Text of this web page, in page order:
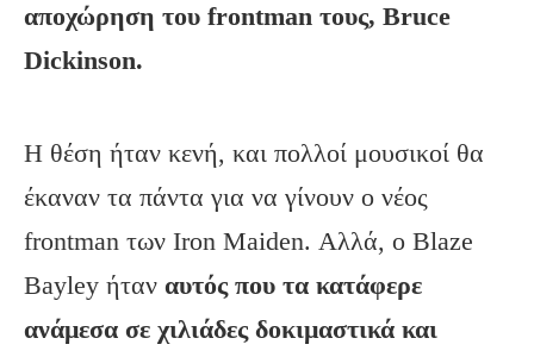
αποχώρηση του frontman τους, Bruce
Dickinson.
Η θέση ήταν κενή, και πολλοί μουσικοί θα
έκαναν τα πάντα για να γίνουν ο νέος
frontman των Iron Maiden. Αλλά, ο Blaze
Bayley ήταν αυτός που τα κατάφερε
ανάμεσα σε χιλιάδες δοκιμαστικά και